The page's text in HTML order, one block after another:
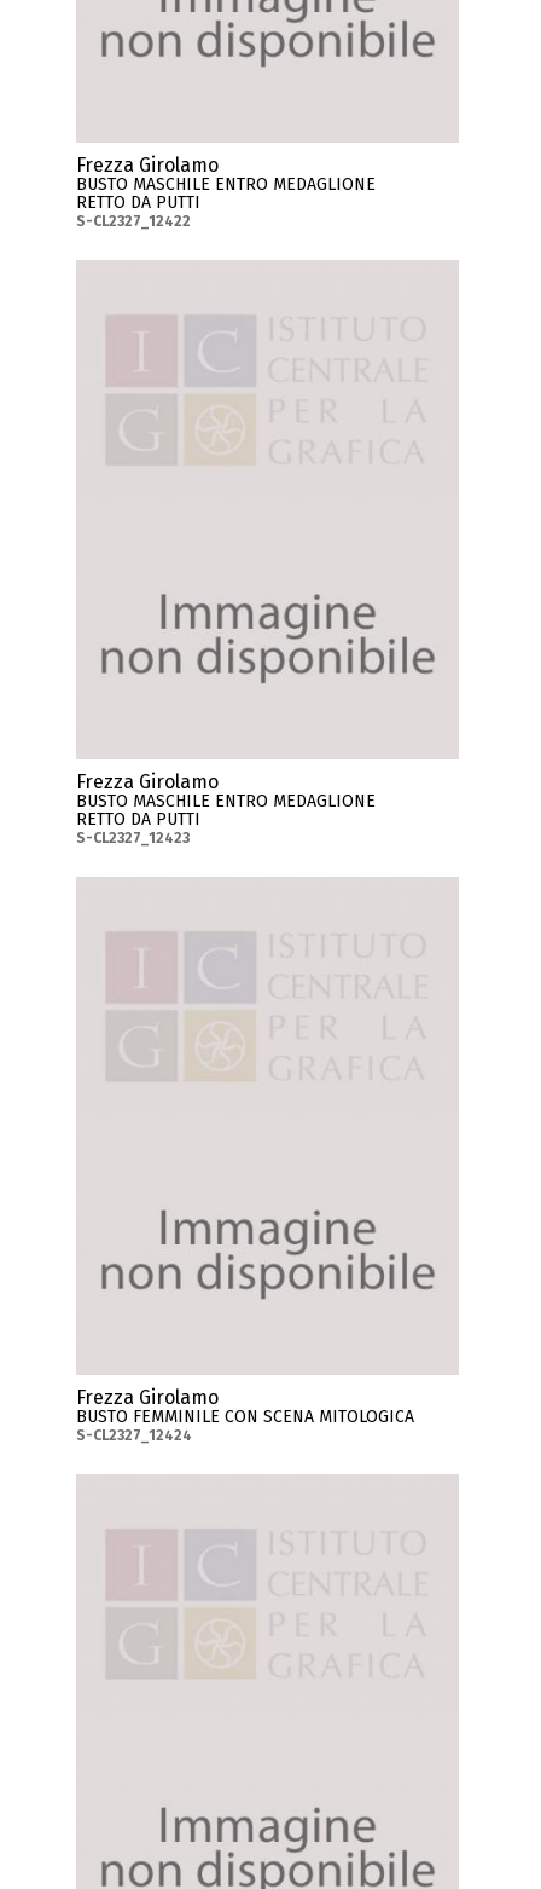
Frezza Girolamo
BUSTO MASCHILE ENTRO MEDAGLIONE
RETTO DA PUTTI
S-CL2327_12422
Frezza Girolamo
BUSTO MASCHILE ENTRO MEDAGLIONE
RETTO DA PUTTI
S-CL2327_12423
Frezza Girolamo
BUSTO FEMMINILE CON SCENA MITOLOGICA
S-CL2327_12424